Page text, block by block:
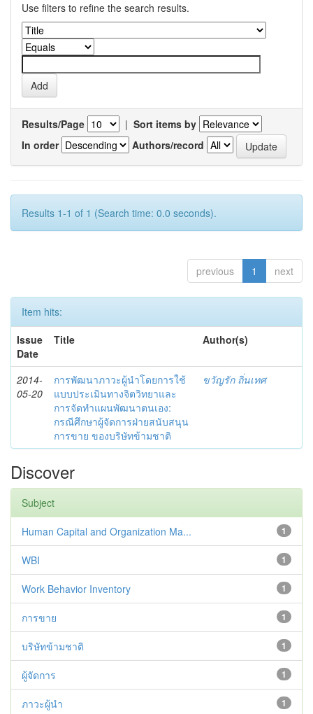
Use filters to refine the search results.
Results/Page | Sort items by
In order
Authors/record
Results 1-1 of 1 (Search time: 0.0 seconds).
previous 1 next
Item hits:
Issue
Date
Title Author(s)
2014-
05-20
การพัฒนาภาวะผู้นำโดยการใช้
แบบประเมินทางจิตวิทยาและ
การจัดทำแผนพัฒนาตนเอง:
กรณีศึกษาผู้จัดการฝ่ายสนับสนุน
การขาย ของบริษัทข้ามชาติ
ขวัญรัก ถิ่นเทศ
Discover
Subject
1
Human Capital and Organization Ma...
1
WBI
1
Work Behavior Inventory
1
การขาย
1
บริษัทข้ามชาติ
1
ผู้จัดการ
1
ภาวะผู้นำ